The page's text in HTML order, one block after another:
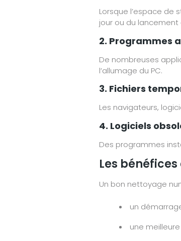
Lorsque l’espace
jour ou du lancement
2. Programmes
De nombreuses
l’allumage du PC.
3. Fichiers
Les navigateurs,
4. Logiciels
Des programmes
Les
Un bon nettoyage
un
une